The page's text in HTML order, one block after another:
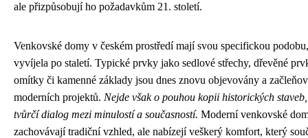
ale přizpůsobují ho požadavkům 21. století.
Venkovské domy v českém prostředí mají svou specifickou
vyvíjela po staletí. Typické prvky jako sedlové střechy, dřevěné
omítky či kamenné základy jsou dnes znovu objevovány a
moderních projektů. Nejde však o pouhou kopii historických
tvůrčí dialog mezi minulostí a současností. Moderní venkovské
zachovávají tradiční vzhled, ale nabízejí veškerý komfort, který